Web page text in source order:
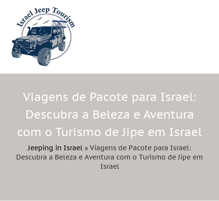
Viagens de Pacote para Israel:
Descubra a Beleza e Aventura
com o Turismo de Jipe em Israel
Jeeping in Israel » Viagens de Pacote para Israel:
Descubra a Beleza e Aventura com o Turismo de Jipe em
Israel